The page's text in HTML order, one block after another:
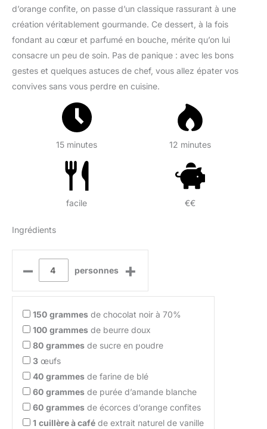
d’orange confite, on passe d’un classique rassurant à une
création véritablement gourmande. Ce dessert, à la fois
fondant au cœur et parfumé en bouche, mérite qu’on lui
consacre un peu de soin. Pas de panique : avec les bons
gestes et quelques astuces de chef, vous allez épater vos
convives sans vous perdre en cuisine.
15 minutes 12 minutes
facile €€
Ingrédients
– personnes +
150 grammes de chocolat noir à 70%
100 grammes de beurre doux
80 grammes de sucre en poudre
3 œufs
40 grammes de farine de blé
60 grammes de purée d’amande blanche
60 grammes de écorces d’orange confites
1 cuillère à café de extrait naturel de vanille